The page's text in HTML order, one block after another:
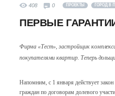
408 0 ПРОЕКТЫ ГОРОД В
ПЕРВЫЕ
Фирма «Тест», застройщик
покупателями квартир. Теперь
Напомним, с 1 января действует
граждан по договорам долевого